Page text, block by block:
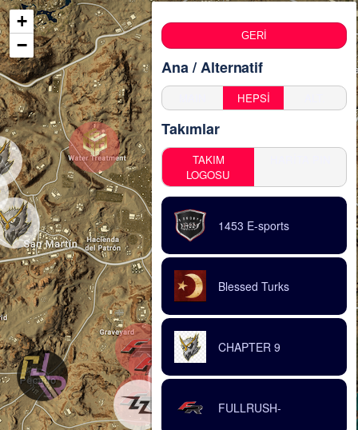
GERİ
Ana / Alternatif
HEPSİ
Takımlar
TAKIM
LOGOSU
1453 E-sports
Blessed Turks
CHAPTER 9
FULLRUSH-
+
−